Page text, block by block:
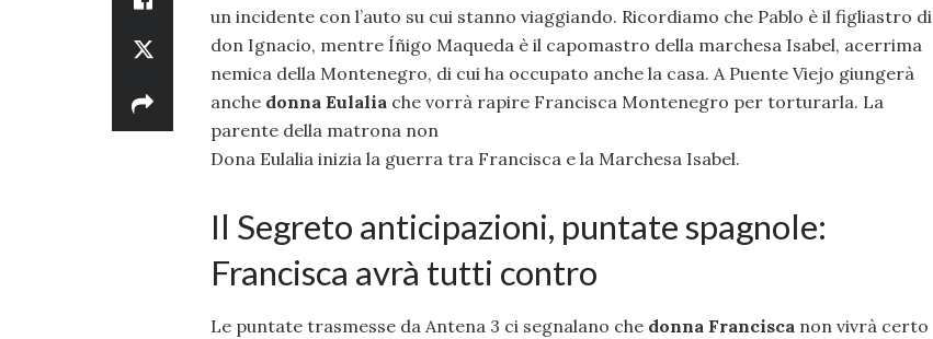
un incidente con l’auto su cui stanno viaggiando. Ricordiamo che Pablo è il figliastro di
don Ignacio, mentre Íñigo Maqueda è il capomastro della marchesa Isabel, acerrima
nemica della Montenegro, di cui ha occupato anche la casa. A Puente Viejo giungerà
anche donna Eulalia che vorrà rapire Francisca Montenegro per torturarla. La
parente della matrona non
Dona Eulalia inizia la guerra tra Francisca e la Marchesa Isabel.
Il Segreto anticipazioni, puntate spagnole:
Francisca avrà tutti contro
Le puntate trasmesse da Antena 3 ci segnalano che donna Francisca non vivrà certo